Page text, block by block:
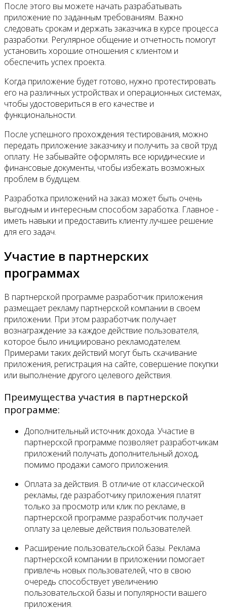
После этого вы можете начать разрабатывать
приложение по заданным требованиям. Важно
следовать срокам и держать заказчика в курсе процесса
разработки. Регулярное общение и отчетность помогут
установить хорошие отношения с клиентом и
обеспечить успех проекта.
Когда приложение будет готово, нужно протестировать
его на различных устройствах и операционных системах,
чтобы удостовериться в его качестве и
функциональности.
После успешного прохождения тестирования, можно
передать приложение заказчику и получить за свой труд
оплату. Не забывайте оформлять все юридические и
финансовые документы, чтобы избежать возможных
проблем в будущем.
Разработка приложений на заказ может быть очень
выгодным и интересным способом заработка. Главное -
иметь навыки и предоставить клиенту лучшее решение
для его задач.
Участие в партнерских
программах
В партнерской программе разработчик приложения
размещает рекламу партнерской компании в своем
приложении. При этом разработчик получает
вознаграждение за каждое действие пользователя,
которое было инициировано рекламодателем.
Примерами таких действий могут быть скачивание
приложения, регистрация на сайте, совершение покупки
или выполнение другого целевого действия.
Преимущества участия в партнерской
программе:
Дополнительный источник дохода. Участие в
партнерской программе позволяет разработчикам
приложений получать дополнительный доход,
помимо продажи самого приложения.
Оплата за действия. В отличие от классической
рекламы, где разработчику приложения платят
только за просмотр или клик по рекламе, в
партнерской программе разработчик получает
оплату за целевые действия пользователей.
Расширение пользовательской базы. Реклама
партнерской компании в приложении помогает
привлечь новых пользователей, что в свою
очередь способствует увеличению
пользовательской базы и популярности вашего
приложения.